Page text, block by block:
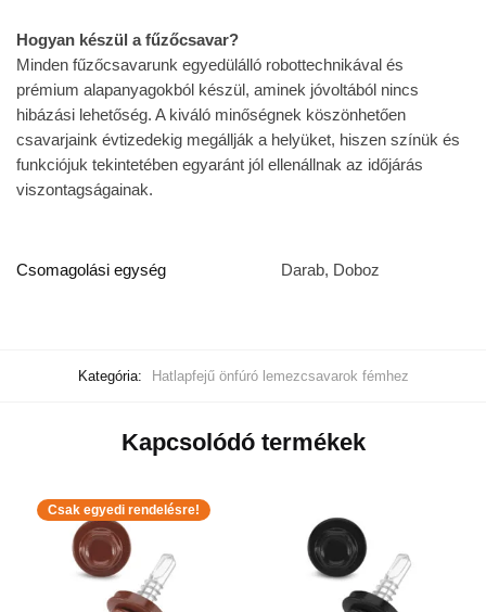
Hogyan készül a fűzőcsavar?
Minden fűzőcsavarunk egyedülálló robottechnikával és
prémium alapanyagokból készül, aminek jóvoltából nincs
hibázási lehetőség. A kiváló minőségnek köszönhetően
csavarjaink évtizedekig megállják a helyüket, hiszen színük és
funkciójuk tekintetében egyaránt jól ellenállnak az időjárás
viszontagságainak.
Csomagolási egység Darab, Doboz
Kategória: Hatlapfejű önfúró lemezcsavarok fémhez
Kapcsolódó termékek
Csak egyedi rendelésre!